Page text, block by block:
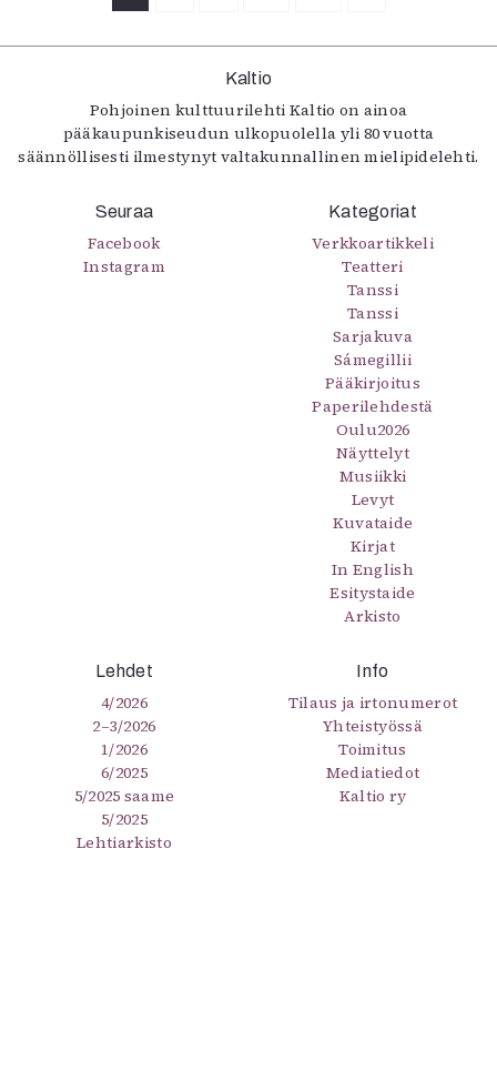
Kaltio
Pohjoinen kulttuurilehti Kaltio on ainoa
pääkaupunkiseudun ulkopuolella yli 80 vuotta
säännöllisesti ilmestynyt valtakunnallinen mielipidelehti.
Seuraa
Facebook
Instagram
Kategoriat
Verkkoartikkeli
Teatteri
Tanssi
Tanssi
Sarjakuva
Sámegillii
Pääkirjoitus
Paperilehdestä
Oulu2026
Näyttelyt
Musiikki
Levyt
Kuvataide
Kirjat
In English
Esitystaide
Arkisto
Lehdet
4/2026
2–3/2026
1/2026
6/2025
5/2025 saame
5/2025
Lehtiarkisto
Info
Tilaus ja irtonumerot
Yhteistyössä
Toimitus
Mediatiedot
Kaltio ry